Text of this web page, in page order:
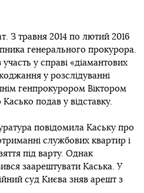
З травня 2014 по лютий 2016
генерального прокурора.
у справі «діамантових
у розслідуванні
генпрокурором Віктором
подав у відставку.
повідомила Каську про
службових квартир і
під варту. Однак
заарештувати Каська. У
суд Києва зняв арешт з